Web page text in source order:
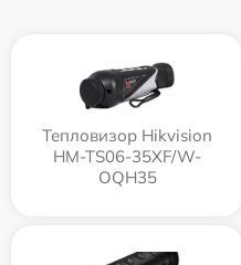
Тепловизор Hikvision
HM-TS06-35XF/W-
OQH35